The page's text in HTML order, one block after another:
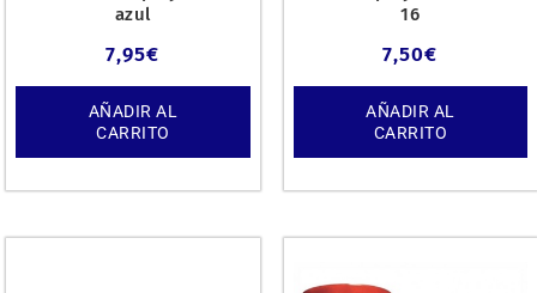
azul
7,95€
AÑADIR AL
CARRITO
16
7,50€
AÑADIR AL
CARRITO